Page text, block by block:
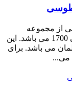
مشهد طرح کد 5101 طوسی از مجموعه
محصولات 410 شانه بوده که دارای تراکم طولی 1700 می باشد. این
بایر آلمان می باشد. برای
می...